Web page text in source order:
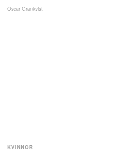
Oscar Grankvist
KVINNOR